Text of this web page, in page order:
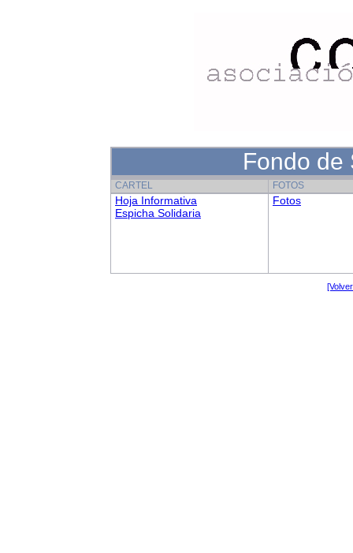
Fondo de
CARTEL FOTOS
Hoja Informativa
Espicha Solidaria
Fotos